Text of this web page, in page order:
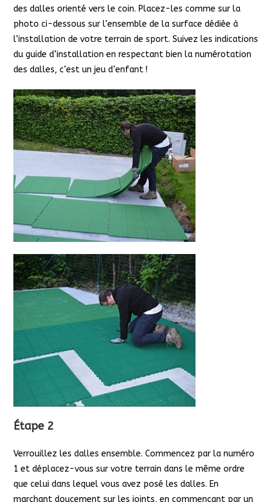
des dalles orienté vers le coin. Placez-les comme sur la
photo ci-dessous sur l’ensemble de la surface dédiée à
l’installation de votre terrain de sport. Suivez les indications
du guide d’installation en respectant bien la numérotation
des dalles, c’est un jeu d’enfant !
Étape 2
Verrouillez les dalles ensemble. Commencez par la numéro
1 et déplacez-vous sur votre terrain dans le même ordre
que celui dans lequel vous avez posé les dalles. En
marchant doucement sur les joints, en commençant par un